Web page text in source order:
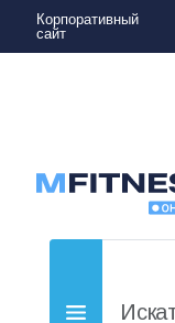
Корпоративный
сайт